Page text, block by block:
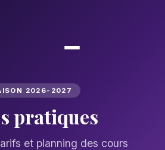
2026-2027
pratiques
et planning des cours